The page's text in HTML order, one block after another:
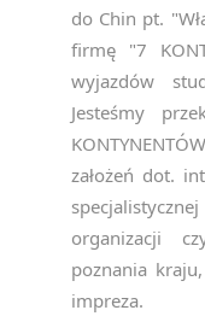
do Chin pt.
firmę "7
wyjazdów
Jesteśmy
założeń dot.
organizacji
poznania
impreza.